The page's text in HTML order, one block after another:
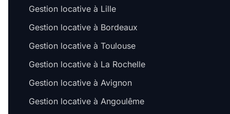
Gestion locative à Lille
Gestion locative à Bordeaux
Gestion locative à Toulouse
Gestion locative à La Rochelle
Gestion locative à Avignon
Gestion locative à Angoulême